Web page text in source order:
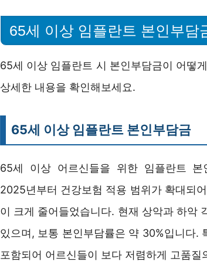
65세 이상 임플란트 본인부담
65세 이상 임플란트 시 본인부담금이 어떻
상세한 내용을 확인해보세요.
65세 이상 임플란트 본인부담금
65세 이상 어르신들을 위한 임플란트 본
2025년부터 건강보험 적용 범위가 확대되
이 크게 줄어들었습니다. 현재 상악과 하악
있으며, 보통 본인부담률은 약 30%입니다.
포함되어 어르신들이 보다 저렴하게 고품